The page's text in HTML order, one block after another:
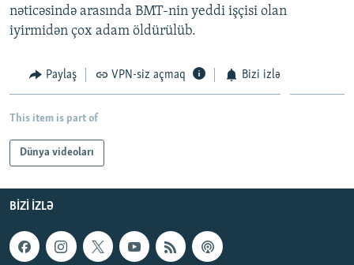
AZADLIQRADIOSU MOBIL TELEFONUNUZDA
BIZIMLƏ ƏLAQƏ
XƏBƏR BÜLLETENLƏRIMIZ
RFE/RL-in bütün saytları
nəticəsində arasında BMT-nin yeddi işçisi olan
iyirmidən çox adam öldürülüb.
Paylaş VPN-siz açmaq Bizi izlə
This item is part of
Dünya videoları
BIZI IZLƏ